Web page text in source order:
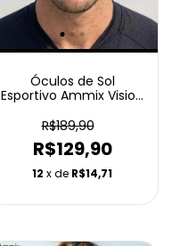
Óculos de Sol
Esportivo Ammix Vision
R$189,90
R$129,90
12 x de R$14,71